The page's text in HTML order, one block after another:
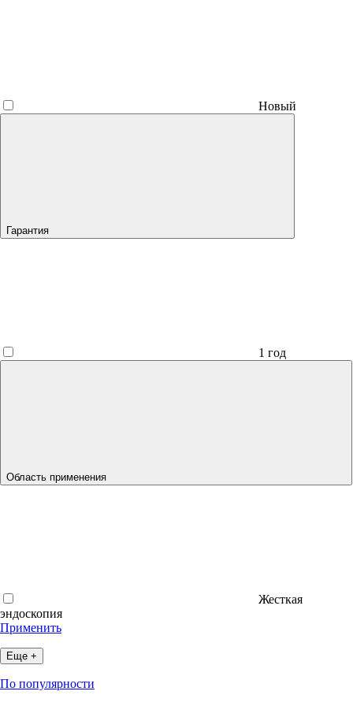
Новый
Гарантия
1 год
Область применения
Жесткая
эндоскопия
Применить
Еще +
По популярности